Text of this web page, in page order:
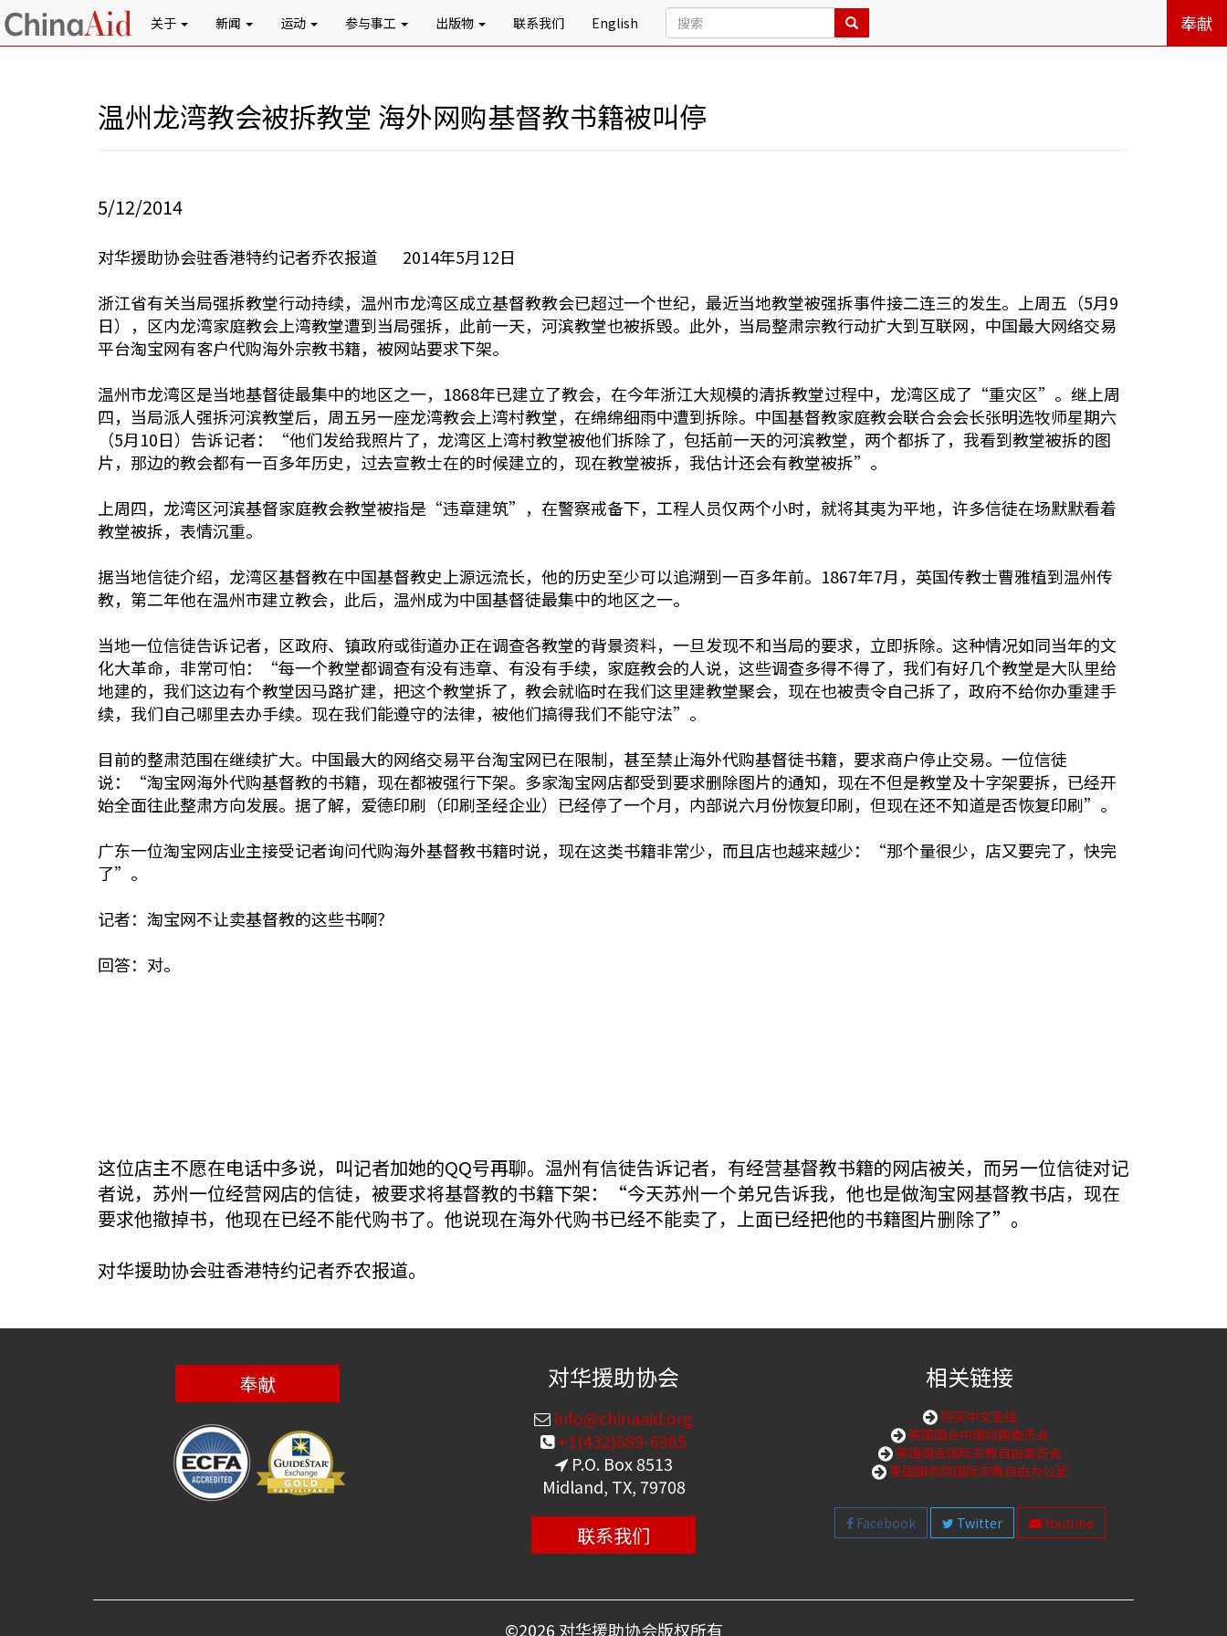
关于 新闻 运动 参与事工 出版物 联系我们 English 奉献
温州龙湾教会被拆教堂 海外网购基督教书籍被叫停
5/12/2014
对华援助协会驻香港特约记者乔农报道 2014年5月12日
浙江省有关当局强拆教堂行动持续，温州市龙湾区成立基督教教会已超过一个世纪，最近当地教堂被强拆事件接二连三的发生。上周五（5月9
日），区内龙湾家庭教会上湾教堂遭到当局强拆，此前一天，河滨教堂也被拆毁。此外，当局整肃宗教行动扩大到互联网，中国最大网络交易
平台淘宝网有客户代购海外宗教书籍，被网站要求下架。
温州市龙湾区是当地基督徒最集中的地区之一，1868年已建立了教会，在今年浙江大规模的清拆教堂过程中，龙湾区成了“重灾区”。继上周
四，当局派人强拆河滨教堂后，周五另一座龙湾教会上湾村教堂，在绵绵细雨中遭到拆除。中国基督教家庭教会联合会会长张明选牧师星期六
（5月10日）告诉记者：“他们发给我照片了，龙湾区上湾村教堂被他们拆除了，包括前一天的河滨教堂，两个都拆了，我看到教堂被拆的图
片，那边的教会都有一百多年历史，过去宣教士在的时候建立的，现在教堂被拆，我估计还会有教堂被拆”。
上周四，龙湾区河滨基督家庭教会教堂被指是“违章建筑”，在警察戒备下，工程人员仅两个小时，就将其夷为平地，许多信徒在场默默看着
教堂被拆，表情沉重。
据当地信徒介绍，龙湾区基督教在中国基督教史上源远流长，他的历史至少可以追溯到一百多年前。1867年7月，英国传教士曹雅植到温州传
教，第二年他在温州市建立教会，此后，温州成为中国基督徒最集中的地区之一。
当地一位信徒告诉记者，区政府、镇政府或街道办正在调查各教堂的背景资料，一旦发现不和当局的要求，立即拆除。这种情况如同当年的文
化大革命，非常可怕：“每一个教堂都调查有没有违章、有没有手续，家庭教会的人说，这些调查多得不得了，我们有好几个教堂是大队里给
地建的，我们这边有个教堂因马路扩建，把这个教堂拆了，教会就临时在我们这里建教堂聚会，现在也被责令自己拆了，政府不给你办重建手
续，我们自己哪里去办手续。现在我们能遵守的法律，被他们搞得我们不能守法”。
目前的整肃范围在继续扩大。中国最大的网络交易平台淘宝网已在限制，甚至禁止海外代购基督徒书籍，要求商户停止交易。一位信徒
说：“淘宝网海外代购基督教的书籍，现在都被强行下架。多家淘宝网店都受到要求删除图片的通知，现在不但是教堂及十字架要拆，已经开
始全面往此整肃方向发展。据了解，爱德印刷（印刷圣经企业）已经停了一个月，内部说六月份恢复印刷，但现在还不知道是否恢复印刷”。
广东一位淘宝网店业主接受记者询问代购海外基督教书籍时说，现在这类书籍非常少，而且店也越来越少：“那个量很少，店又要完了，快完
了”。
记者：淘宝网不让卖基督教的这些书啊？
回答：对。
这位店主不愿在电话中多说，叫记者加她的QQ号再聊。温州有信徒告诉记者，有经营基督教书籍的网店被关，而另一位信徒对记
者说，苏州一位经营网店的信徒，被要求将基督教的书籍下架：“今天苏州一个弟兄告诉我，他也是做淘宝网基督教书店，现在
要求他撤掉书，他现在已经不能代购书了。他说现在海外代购书已经不能卖了，上面已经把他的书籍图片删除了”。
对华援助协会驻香港特约记者乔农报道。
奉献 对华援助协会
info@chinaaid.org
+1(432)689-6985
P.O. Box 8513
Midland, TX, 79708
联系我们
相关链接
购买中文圣经
美国国会中国问题委员会
美国国会国际宗教自由委员会
美国国务院国际宗教自由办公室
Facebook Twitter Youtube
©2026 对华援助协会版权所有